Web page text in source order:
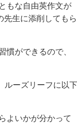
もな自由英作文が
先生に添削してもら
ができるので、
ルーズリーフに以下
よいかが分かって